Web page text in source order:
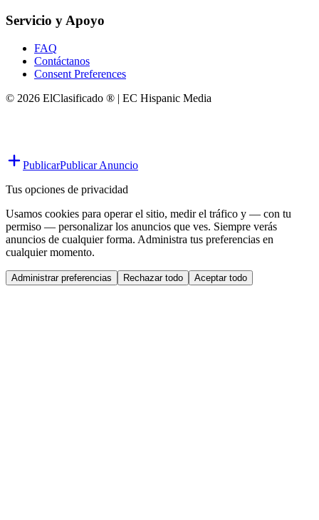
Servicio y Apoyo
FAQ
Contáctanos
Consent Preferences
© 2026 ElClasificado ® | EC Hispanic Media
PublicarPublicar Anuncio
Tus opciones de privacidad
Usamos cookies para operar el sitio, medir el tráfico y — con tu
permiso — personalizar los anuncios que ves. Siempre verás
anuncios de cualquier forma. Administra tus preferencias en
cualquier momento.
Administrar preferencias Rechazar todo Aceptar todo